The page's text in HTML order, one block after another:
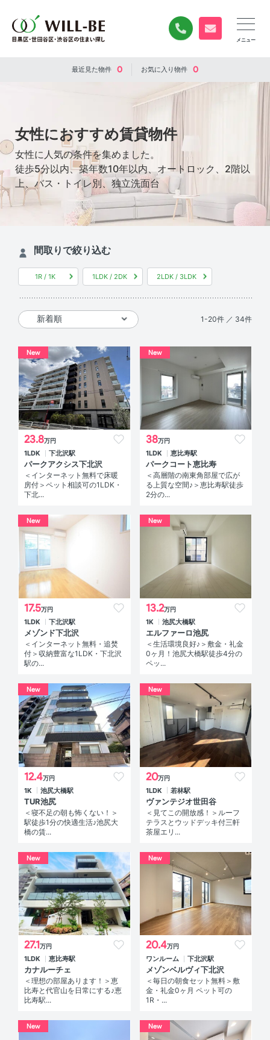
0120-840-834
無料お問い合
最近見た物件 0 お気に入り物件 0
女性におすすめ賃貸物件
女性に人気の条件を集めました。
徒歩5分以内、築年数10年以内、オートロック、2階以
上、バス・トイレ別、独立洗面台
間取りで絞り込む
1R / 1K 1LDK / 2DK 2LDK / 3LDK
1-20件 ／ 34件
New
23.8万円
1LDK 下北沢駅
パークアクシス下北沢
＜インターネット無料で床暖
房付＞ペット相談可の1LDK・
下北...
New
38万円
1LDK 恵比寿駅
パークコート恵比寿
＜高層階の南東角部屋で広が
る上質な空間♪＞恵比寿駅徒歩
2分の...
New
17.5万円
1LDK 下北沢駅
メゾンド下北沢
＜インターネット無料・追焚
付＞収納豊富な1LDK・下北沢
駅の...
New
13.2万円
1K 池尻大橋駅
エルファーロ池尻
＜生活環境良好♪＞敷金・礼金
0ヶ月！池尻大橋駅徒歩4分の
ペッ...
New
12.4万円
1K 池尻大橋駅
TUR池尻
＜寝不足の朝も怖くない！＞
駅徒歩1分の快適生活♪池尻大
橋の賃...
New
20万円
1LDK 若林駅
ヴァンテジオ世田谷
＜見てこの開放感！＞ルーフ
テラスとウッドデッキ付三軒
茶屋エリ...
New
27.1万円
1LDK 恵比寿駅
カナルーチェ
＜理想の部屋あります！＞恵
比寿と代官山を日常にする♪恵
比寿駅...
New
20.4万円
ワンルーム 下北沢駅
メゾンベルヴィ下北沢
＜毎日の朝食セット無料＞敷
金・礼金0ヶ月 ペット可の
1R・...
New New